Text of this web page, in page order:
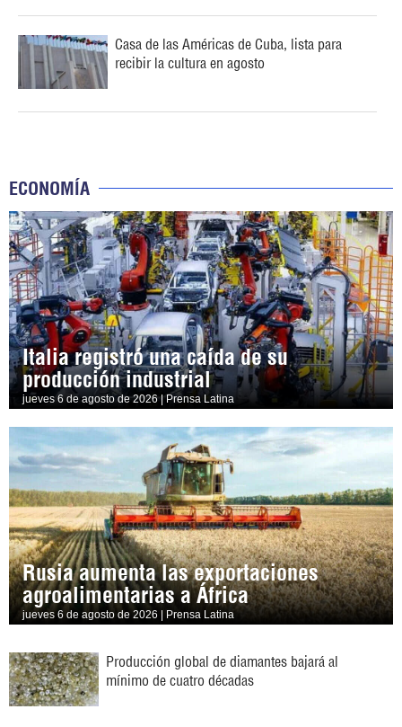
Casa de las Américas de Cuba, lista para
recibir la cultura en agosto
ECONOMÍA
Italia registró una caída de su
producción industrial
jueves 6 de agosto de 2026 | Prensa Latina
Rusia aumenta las exportaciones
agroalimentarias a África
jueves 6 de agosto de 2026 | Prensa Latina
Producción global de diamantes bajará al
mínimo de cuatro décadas